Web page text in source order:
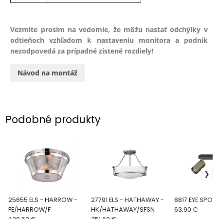
Vezmite prosím na vedomie, že môžu nastať odchýlky v
odtieňoch vzhľadom k nastaveniu monitora a podnik
nezodpovedá za prípadné zistené rozdiely!
Návod na montáž
Podobné produkty
25655 ELS - HARROW -
FE/HARROW/F
27791 ELS - HATHAWAY -
HK/HATHAWAY/SFSN
8817 EYE
63.90 €